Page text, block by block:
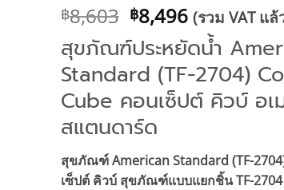
฿8,603 Original
price
was:
฿8,603.
฿8,496Current
price
is:
฿8,496.
(รวม VAT แล้
สุขภัณฑ์ประหยัดน้ำ
Standard (TF-2704)
Cube คอนเซ็ปต์ คิวบ์ อเ
สแตนดาร์ด
สุขภัณฑ์ American Standard (TF-
เซ็ปต์ คิวบ์ สุขภัณฑ์แบบแยกชิ้น TF-2704